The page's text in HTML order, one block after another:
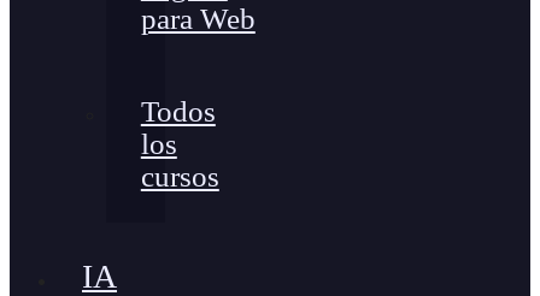
para Web
Todos
los
cursos
IA